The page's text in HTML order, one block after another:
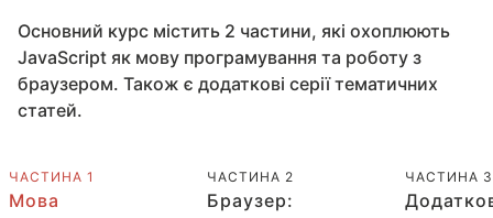
Основний курс містить 2 частини, які охоплюють
JavaScript як мову програмування та роботу з
браузером. Також є додаткові серії тематичних
статей.
ЧАСТИНА 1
Мова
ЧАСТИНА 2
Браузер:
ЧАСТИНА 3